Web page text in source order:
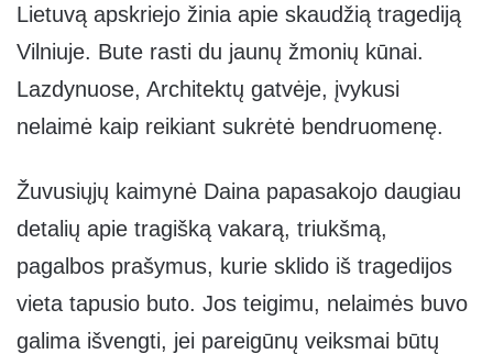
Lietuvą apskriejo žinia apie skaudžią tragediją
Vilniuje. Bute rasti du jaunų žmonių kūnai.
Lazdynuose, Architektų gatvėje, įvykusi
nelaimė kaip reikiant sukrėtė bendruomenę.
Žuvusiųjų kaimynė Daina papasakojo daugiau
detalių apie tragišką vakarą, triukšmą,
pagalbos prašymus, kurie sklido iš tragedijos
vieta tapusio buto. Jos teigimu, nelaimės buvo
galima išvengti, jei pareigūnų veiksmai būtų